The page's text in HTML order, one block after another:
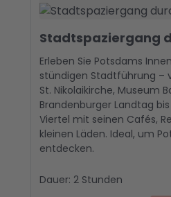
Stadtspaziergang
Erleben Sie Potsdams
stündigen Stadtführung –
St. Nikolaikirche, Museum
Brandenburger Landtag
Viertel mit seinen Cafés,
kleinen Läden. Ideal, um
entdecken.
Dauer: 2 Stunden